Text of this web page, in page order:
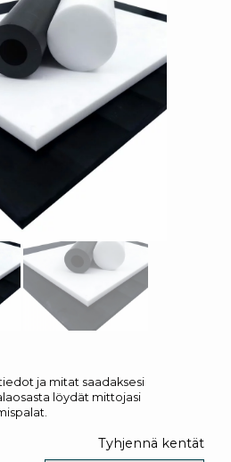
ja mitat saadaksesi
löydät mittojasi
Tyhjennä kentät